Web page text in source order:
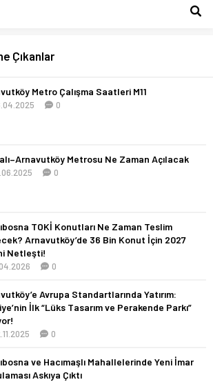
Çıkanlar
Metro Çalışma Saatleri M11
0
Metrosu Ne Zaman Açılacak
0
TOKİ Konutları Ne Zaman Teslim
Arnavutköy’de 36 Bin Konut İçin 2027
Netleşti!
0
Avrupa Standartlarında Yatırım:
İlk “Lüks Tasarım ve Perakende Parkı”
0
ve Hacımaşlı Mahallelerinde Yeni İmar
Askıya Çıktı